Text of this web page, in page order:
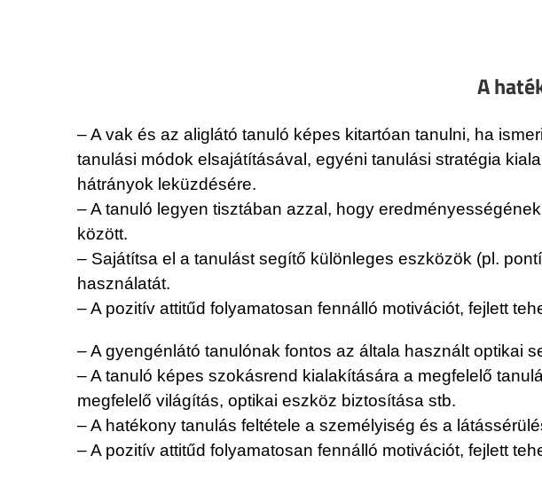
A
– A vak és az aliglátó tanuló képes kitartóan tanulni, ha
tanulási módok elsajátításával, egyéni tanulási stratégia
hátrányok leküzdésére.
– A tanuló legyen tisztában azzal, hogy
között.
– Sajátítsa el a tanulást segítő különleges eszközök (pl.
használatát.
– A pozitív attitűd folyamatosan fennálló motivációt, fejlett
– A gyengénlátó tanulónak fontos az általa használt optikai
– A tanuló képes szokásrend kialakítására a megfelelő
megfelelő világítás, optikai eszköz biztosítása stb.
– A hatékony tanulás feltétele a személyiség és a
– A pozitív attitűd folyamatosan fennálló motivációt, fejlett